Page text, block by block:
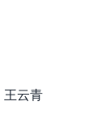
王云青